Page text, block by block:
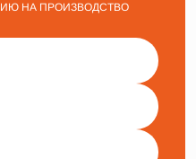
НА ПРОИЗВОДСТВО